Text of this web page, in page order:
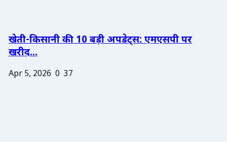
खेती-किसानी की 10 बड़ी अपडेट्स: एमएसपी पर
खरीद...
Apr 5, 2026 0 37